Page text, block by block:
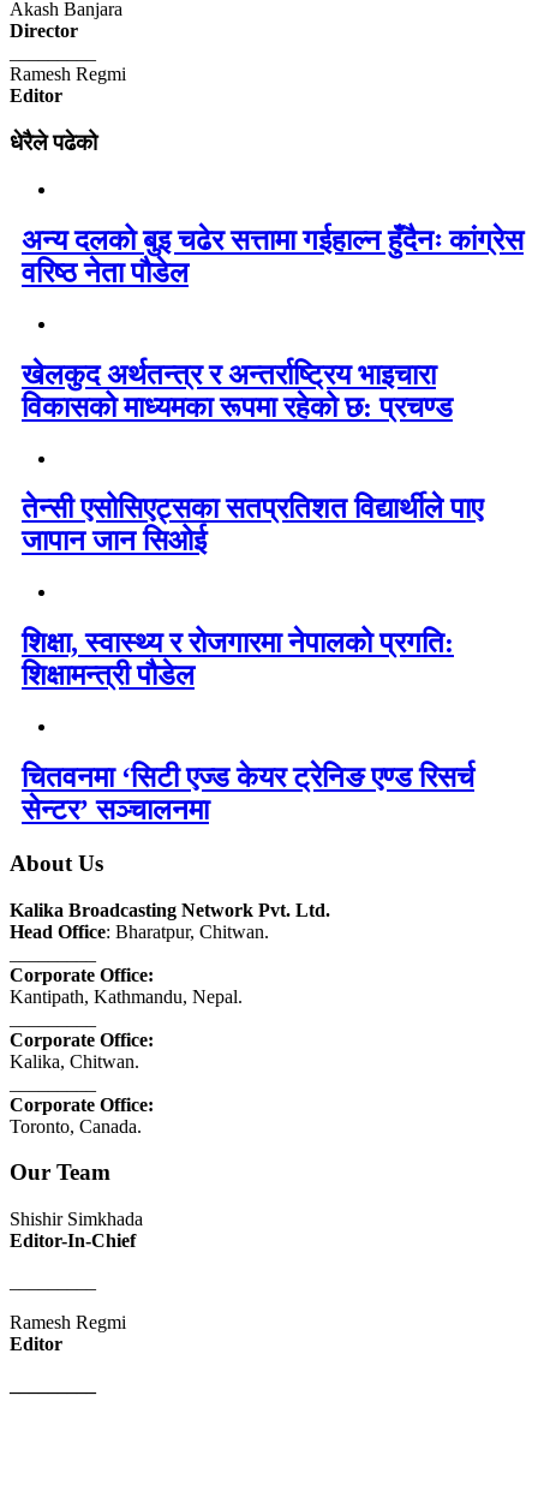
Akash Banjara
Director
Ramesh Regmi
Editor
धेरैले पढेको
अन्य दलको बुइ चढेर सत्तामा गईहाल्न हुँदैनः कांग्रेस
वरिष्ठ नेता पौडेल
खेलकुद अर्थतन्त्र र अन्तर्राष्ट्रिय भाइचारा
विकासको माध्यमका रूपमा रहेको छ: प्रचण्ड
तेन्सी एसोसिएट्सका सतप्रतिशत विद्यार्थीले पाए
जापान जान सिओई
शिक्षा, स्वास्थ्य र रोजगारमा नेपालको प्रगति:
शिक्षामन्त्री पौडेल
चितवनमा ‘सिटी एज्ड केयर ट्रेनिङ एण्ड रिसर्च
सेन्टर’ सञ्चालनमा
About Us
Kalika Broadcasting Network Pvt. Ltd.
Head Office: Bharatpur, Chitwan.
Corporate Office:
Kantipath, Kathmandu, Nepal.
Corporate Office:
Kalika, Chitwan.
Corporate Office:
Toronto, Canada.
Our Team
Shishir Simkhada
Editor-In-Chief
Ramesh Regmi
Editor